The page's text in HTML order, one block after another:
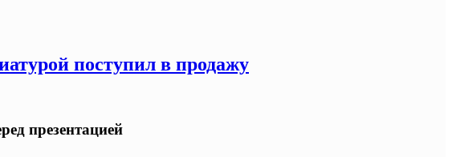
поступил в продажу
презентацией